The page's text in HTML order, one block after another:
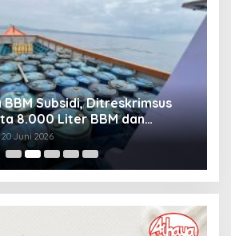
Subsidi, Ditreskrimsus
8.000 Liter BBM dan
20 Juni 2026